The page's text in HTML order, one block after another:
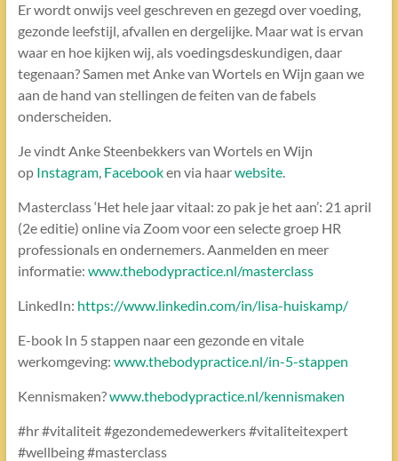
EMBED
Er wordt onwijs veel geschreven en gezegd over voeding,
gezonde leefstijl, afvallen en dergelijke. Maar wat is ervan
waar en hoe kijken wij, als voedingsdeskundigen, daar
tegenaan? Samen met Anke van Wortels en Wijn gaan we
aan de hand van stellingen de feiten van de fabels
onderscheiden.
Je vindt Anke Steenbekkers van Wortels en Wijn
op Instagram, Facebooken via haarwebsite.
Masterclass ‘Het hele jaar vitaal: zo pak je het aan’: 21 april
(2e editie) online via Zoom voor een selecte groep HR
professionals en ondernemers. Aanmelden en meer
informatie: www.thebodypractice.nl/masterclass
LinkedIn: https://www.linkedin.com/in/lisa-huiskamp/
E-book In 5 stappen naar een gezonde en vitale
werkomgeving: www.thebodypractice.nl/in-5-stappen
Kennismaken?www.thebodypractice.nl/kennismaken
#hr #vitaliteit #gezondemedewerkers #vitaliteitexpert
#wellbeing #masterclass